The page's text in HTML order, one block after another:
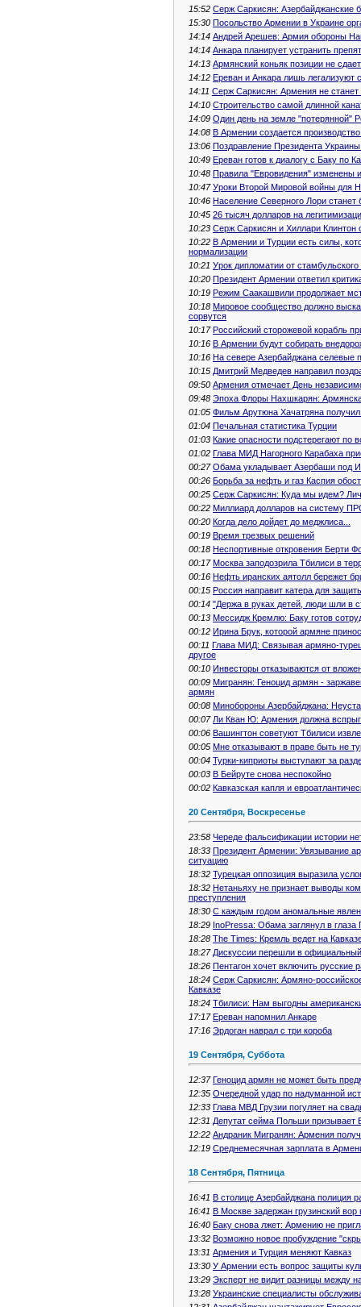
15:52 Серж Саркисян: Азербайджанские
15:30 Посольство Армении в Украине
14:14 Андрей Арешев: Армия обороны
14:14 Анкара планирует устранить
14:13 Армянский коньяк позиции не сдает
14:12 Ереван и Анкара лишь легализуют
14:11 Серж Саркисян: Армения не станет
14:10 Строительство самой длинной
14:09 Один день на земле "потерянной"
14:08 В Армении создается
13:06 Поздравление Президента
10:49 Ереван готов к диалогу с Баку по
10:48 Правила "Евровидения" изменены
10:47 Уроки Второй Мировой войны для
10:46 Население Северного Лори станет
10:45 26 тысяч долларов на
10:23 Серж Саркисян и Хиллари Клинтон
10:22 В Армении и Турции есть силы,
нормализации
10:21 Урок дипломатии от
10:20 Президент Армении ответил
10:19 Режим Саакашвили продолжает
10:18 Мировое сообщество должно
сорвутся
10:17 Российский сторожевой корабль
10:16 В Армении будут собирать
10:16 На севере Азербайджана селевые
10:15 Дмитрий Медведев направил
09:50 Армения отмечает День
09:48 Эпоха Флоры Нахшкарян:
01:05 Фильм Арутюна Хачатряна
01:04 Печальная статистика Турции
01:03 Какие опасности подстерегают по
01:02 Глава МИД Нагорного Карабаха
00:27 Обама укладывает Азербаши под
00:26 Борьба за нефть и газ Каспия
00:25 Серж Саркисян: Куда мы идем?
00:22 Миллиард долларов на систему
00:20 Когда дело дойдет до меджлиса...
00:19 Время трезвых решений
00:18 Неспортивные откровения Берти
00:17 Москва заподозрила Тбилиси в
00:16 Нефть иранских аятолл бережет
00:15 Россия направит катера для
00:14 "Держа в руках детей, люди шли в
00:13 Мессидж Кремлю: Баку готов
00:12 Ирина Брук, которой армяне
00:11 Глава МИД: Связывая армяно-
другое
00:10 Инвесторы отказываются от
00:09 Мигранян: Геноцид армян -
армян
00:08 Минобороны Азербайджана:
00:07 Ли Кван Ю: Армения должна
00:06 Вашингтон советуют Тбилиси
00:05 Мне отказывают в праве быть не
00:04 Турки-киприоты выступают за
00:03 В Бейруте снова неспокойно
00:02 Кавказская капля и
20 Сентября, Воскресенье
23:58 Череде фальсификации истории
18:33 Президент Армении: Увязывание
ситуацию
18:32 Турецкая оппозиция выразила
18:32 Нетаньяху не признает выводы
преступления
18:30 С каждым годом аномальные
18:29 InoPressa: Обама заглянул в
18:28 The Times: Кремль ведет на
18:27 Дискуссии перешли в
18:26 Пентагон хочет включить
18:24 Серж Саркисян: Армяно-
Кавказе
18:24 Тбилиси: Нам выгодны
17:17 Ереван напомнил Анкаре
17:16 Эрдоган наврал с три короба
19 Сентября, Суббота
12:37 Геноцид армян не может быть
12:35 Очередной удар по надуманной
12:33 Глава МВД Грузии погуляет на
12:31 Депутат сейма Польши призывает
12:22 Андраник Мигранян: Армения
12:19 Среднемесячная зарплата в
18 Сентября, Пятница
16:41 В столице Азербайджана полиция
16:41 В Москве задержан грузинский вор
16:40 Баку снова лжет: Армению не
13:32 Возможно новое пробуждение
13:31 Армения и Турция меняют Кавказ
13:30 У Армении есть вопрос защиты
13:29 Эксперт не видит разницы между
13:28 Украинские специалисты